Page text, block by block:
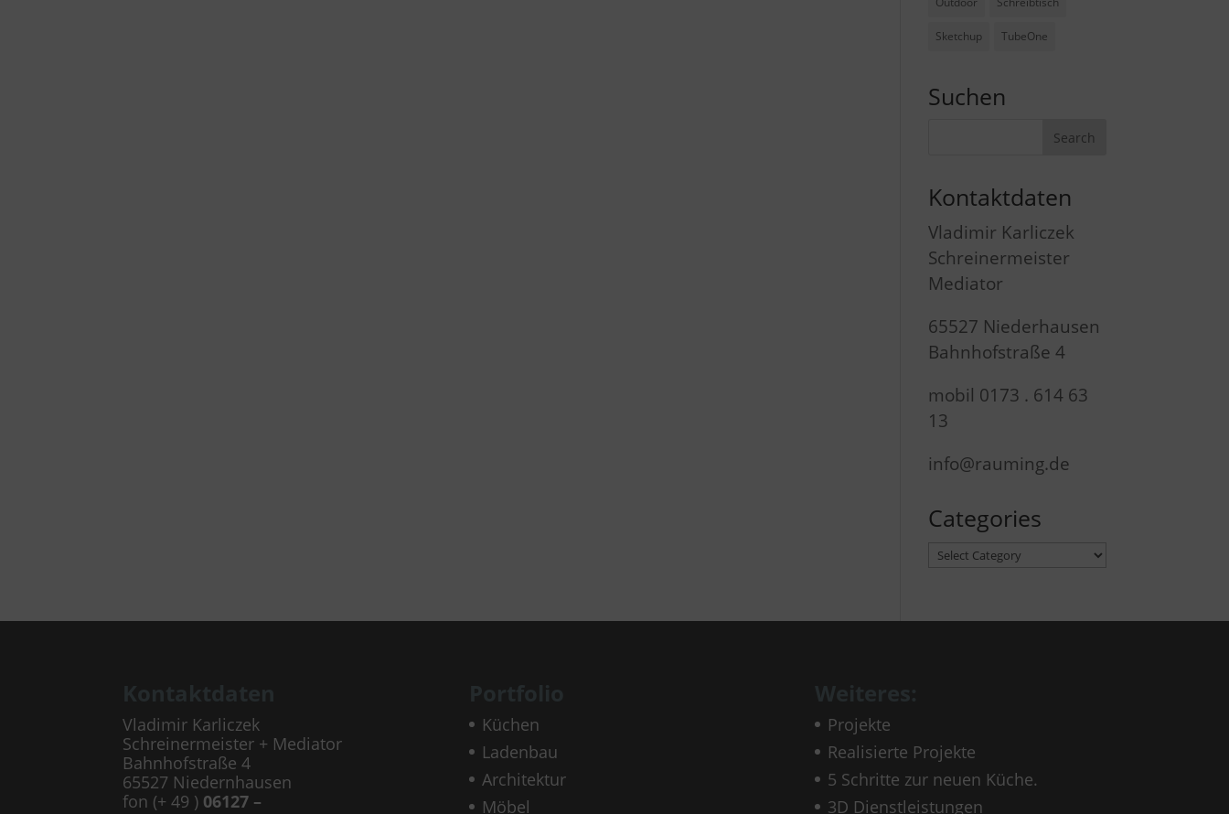
Sketchup TubeOne
Suchen
Kontaktdaten
Vladimir Karliczek
Schreinermeister
Mediator
65527 Niederhausen
Bahnhofstraße 4
mobil 0173 . 614 63
13
info@rauming.de
Categories
Categories
Vladimir Karliczek
Schreinermeister + Mediator
Bahnhofstraße 4
65527 Niedernhausen
fon (+ 49 ) 06127 –
Küchen
Ladenbau
Architektur
Möbel
Projekte
Realisierte Projekte
5 Schritte zur neuen Küche.
3D Dienstleistungen